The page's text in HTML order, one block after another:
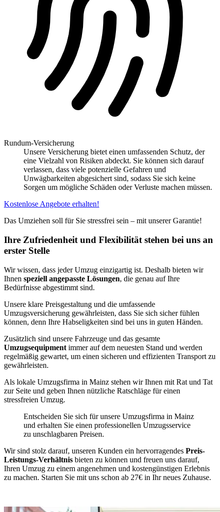
Rundum-Versicherung
Unsere Versicherung bietet einen umfassenden Schutz, der
eine Vielzahl von Risiken abdeckt. Sie können sich darauf
verlassen, dass viele potenzielle Gefahren und
Unwägbarkeiten abgesichert sind, sodass Sie sich keine
Sorgen um mögliche Schäden oder Verluste machen müssen.
Kostenlose Angebote erhalten!
Das Umziehen soll für Sie stressfrei sein – mit unserer Garantie!
Ihre Zufriedenheit und Flexibilität stehen bei uns an
erster Stelle
Wir wissen, dass jeder Umzug einzigartig ist. Deshalb bieten wir
Ihnen speziell angepasste Lösungen, die genau auf Ihre
Bedürfnisse abgestimmt sind.
Unsere klare Preisgestaltung und die umfassende
Umzugsversicherung gewährleisten, dass Sie sich sicher fühlen
können, denn Ihre Habseligkeiten sind bei uns in guten Händen.
Zusätzlich sind unsere Fahrzeuge und das gesamte
Umzugsequipment immer auf dem neuesten Stand und werden
regelmäßig gewartet, um einen sicheren und effizienten Transport zu
gewährleisten.
Als lokale Umzugsfirma in Mainz stehen wir Ihnen mit Rat und Tat
zur Seite und geben Ihnen nützliche Ratschläge für einen
stressfreien Umzug.
Entscheiden Sie sich für unsere Umzugsfirma in Mainz
und erhalten Sie einen professionellen Umzugsservice
zu unschlagbaren Preisen.
Wir sind stolz darauf, unseren Kunden ein hervorragendes Preis-
Leistungs-Verhältnis bieten zu können und freuen uns darauf,
Ihren Umzug zu einem angenehmen und kostengünstigen Erlebnis
zu machen. Starten Sie mit uns schon ab 27€ in Ihr neues Zuhause.